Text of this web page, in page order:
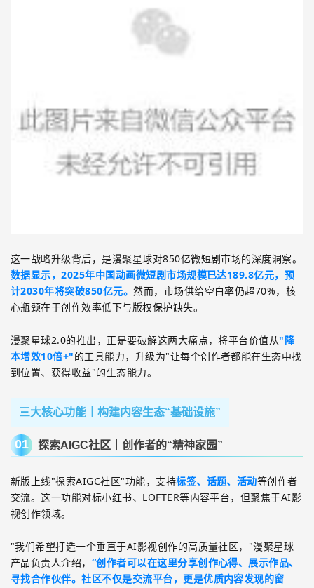
这一战略升级背后，是漫聚星球对850亿微短剧市场的深度洞察。
数据显示，2025年中国动画微短剧市场规模已达189.8亿元，预
计2030年将突破850亿元。然而，市场供给空白率仍超70%，核
心瓶颈在于创作效率低下与版权保护缺失。
漫聚星球2.0的推出，正是要破解这两大痛点，将平台价值从"降
本增效10倍+"的工具能力，升级为"让每个创作者都能在生态中找
到位置、获得收益"的生态能力。
三大核心功能｜构建内容生态“基础设施”
01 探索AIGC社区｜创作者的“精神家园”
新版上线"探索AIGC社区"功能，支持标签、话题、活动等创作者
交流。这一功能对标小红书、 LOFTER等内容平台，但聚焦于AI影
视创作领域。
"我们希望打造一个垂直于AI影视创作的高质量社区， "漫聚星球
产品负责人介绍， “创作者可以在这里分享创作心得、展示作品、
寻找合作伙伴。社区不仅是交流平台，更是优质内容发现的窗